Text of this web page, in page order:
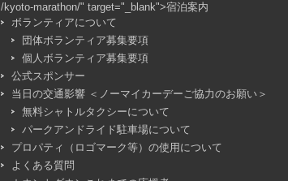
/kyoto-marathon/" target="_blank">宿泊案内
ボランティアについて
団体ボランティア募集要項
個人ボランティア募集要項
公式スポンサー
当日の交通影響 ＜ノーマイカーデーご協力のお願い＞
無料シャトルタクシーについて
パークアンドライド駐車場について
プロパティ（ロゴマーク等）の使用について
よくある質問